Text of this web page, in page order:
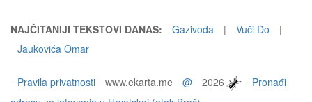
NAJČITANIJI TEKSTOVI DANAS: Gazivoda | Vuči Do
|
Jaukovića Omar
Pravila privatnosti www.ekarta.me @ 2026
Pronađi